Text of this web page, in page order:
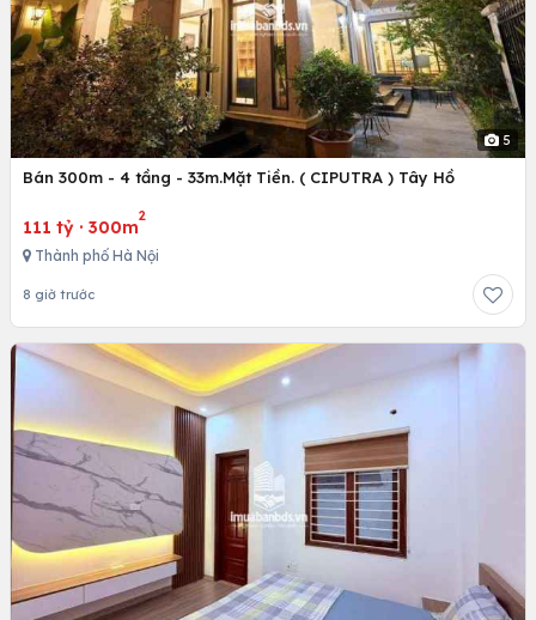
5
Bán 300m - 4 tầng - 33m.Mặt Tiền. ( CIPUTRA ) Tây Hồ
111 tỷ · 300m
2
Thành phố Hà Nội
8 giờ trước